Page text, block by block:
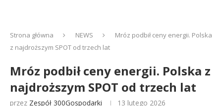
Strona główna NEWS
Mróz podbił ceny energii. Polska
z najdroższym SPOT od trzech lat
Mróz podbił ceny energii. Polska z
najdroższym SPOT od trzech lat
przez Zespół 300Gospodarki 13 lutego 2026